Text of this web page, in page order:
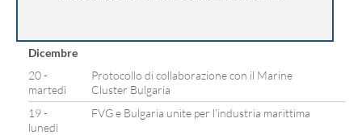
Dicembre
20 -
martedì
Protocollo di collaborazione con il Marine
Cluster Bulgaria
19 -
lunedì
FVG e Bulgaria unite per l’industria marittima